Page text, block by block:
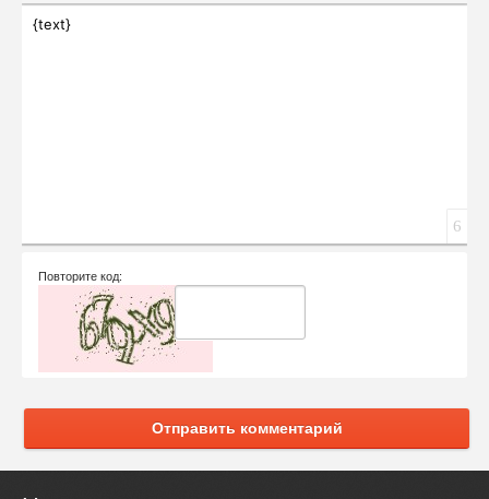
{text}
6
Повторите код:
Отправить комментарий